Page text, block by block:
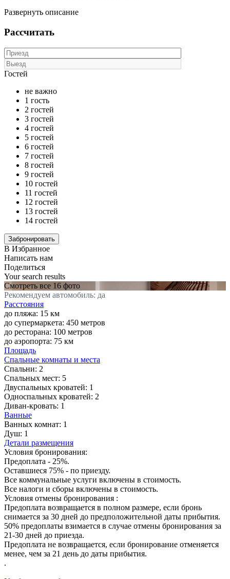
Развернуть описание
Рассчитать
Гостей
не важно
1 гость
2 гостей
3 гостей
4 гостей
5 гостей
6 гостей
7 гостей
8 гостей
9 гостей
10 гостей
11 гостей
12 гостей
13 гостей
14 гостей
В Избранное
Написать нам
Поделиться
Your search results
Смотреть все 16 фото
Рекомендуем автомобиль: да
Расстояния
до пляжа: 15 км
до супермаркета: 450 метров
до ресторана: 100 метров
до аэропорта: 75 км
Площадь
Спальные комнаты и места
Спальни: 2
Спальных мест: 5
Двуспальных кроватей: 1
Односпальных кроватей: 2
Диван-кровать: 1
Ванные
Ванных комнат: 1
Душ: 1
Детали размещения
Условия бронирования:
Предоплата - 25%.
Оставшиеся 75% - по приезду.
Все коммунальные услуги включены в стоимость.
Все налоги и сборы включены в стоимость.
Условия отмены бронирования :
Предоплата возвращается в полном размере, если бронь
снимается за 30 дней до предположительной даты прибытия.
50% предоплаты взимается в случае отмены бронирования за
21-30 дней до приезда.
Предоплата не возвращается, если бронирование отменяется
менее, чем за 21 день до даты прибытия.
.